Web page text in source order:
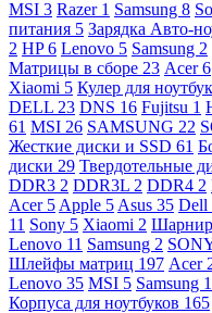
MSI 3 Razer 1 Samsung 8
питания 5 Зарядка Авто-
2 HP6 Lenovo 5 Samsung 2
Матрицы в сборе 23 Acer6
Xiaomi 5 Кулер для
DELL 23 DNS 16 Fujitsu 1
61 MSI 26 SAMSUNG 22
Жесткие диски и SSD 61
диски 29 Твердотельные
DDR3 2 DDR3L 2 DDR4 2
Acer 5 Apple 5 Asus 35 Dell
11 Sony 5 Xiaomi 2
Lenovo 11 Samsung 2
Шлейфы матриц 197 Acer
Lenovo 35 MSI 5 Samsung
Корпуса для ноутбуков 165